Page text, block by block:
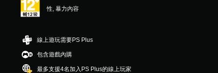
5
顆
，
4
則
性, 暴力內容
線上遊玩需要PS Plus
包含遊戲內購
最多支援4名加入PS Plus的線上玩家